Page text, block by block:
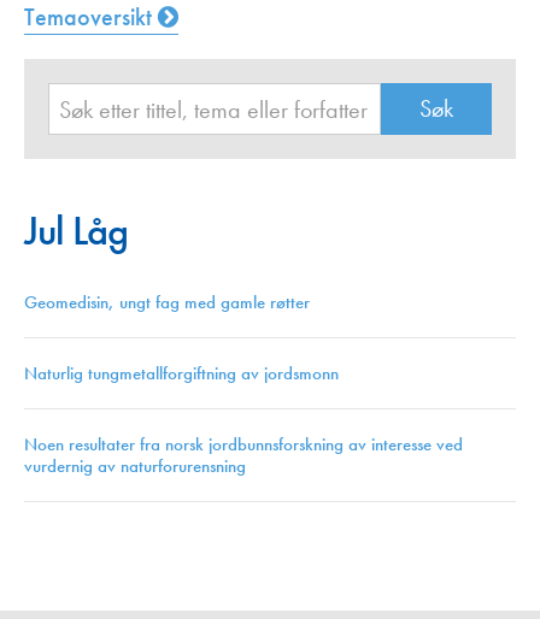
Temaoversikt
Jul Låg
Geomedisin, ungt fag med gamle røtter
Naturlig tungmetallforgiftning av jordsmonn
Noen resultater fra norsk jordbunnsforskning av interesse ved
vurdernig av naturforurensning